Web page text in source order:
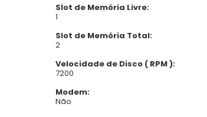
Slot de Memória Livre:
1
Slot de Memória Total:
2
Velocidade de Disco ( RPM ):
7200
Modem:
Não